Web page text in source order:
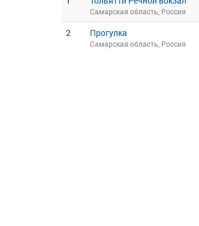
Самарская область, Россия
2 Прогулка
Самарская область, Россия